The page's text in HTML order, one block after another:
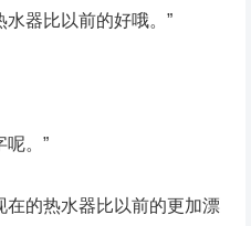
水器比以前的好哦。”
呢。”
在的热水器比以前的更加漂